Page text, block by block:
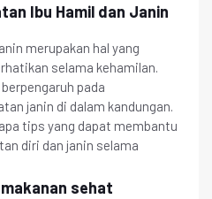
Ibu Hamil dan Janin
merupakan hal yang
selama kehamilan.
pada
janin di dalam kandungan.
tips yang dapat membantu
diri dan janin selama
sehat